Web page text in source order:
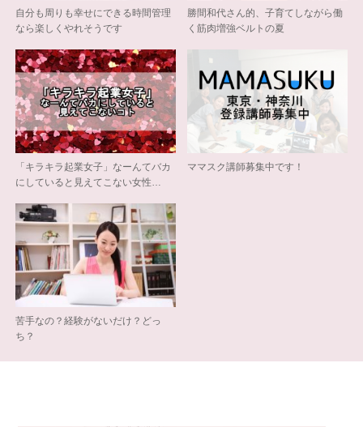
自分も周りも幸せにできる時間管理
なら楽しくやれそうです
勝間和代さん的、子育てしながら働
く筋肉増強ベルトの夏
「キラキラ起業女子」なーんてバカ
にしていると見えてこない女性…
ママスク講師募集中です！
苦手なの？経験がないだけ？どっ
ち？